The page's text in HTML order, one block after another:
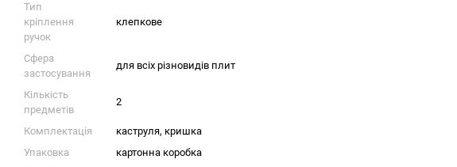
Тип
кріплення
ручок
клепкове
Сфера
застосування
для всіх різновидів плит
Кількість
предметів
2
Комплектація
каструля, кришка
Упаковка
картонна коробка